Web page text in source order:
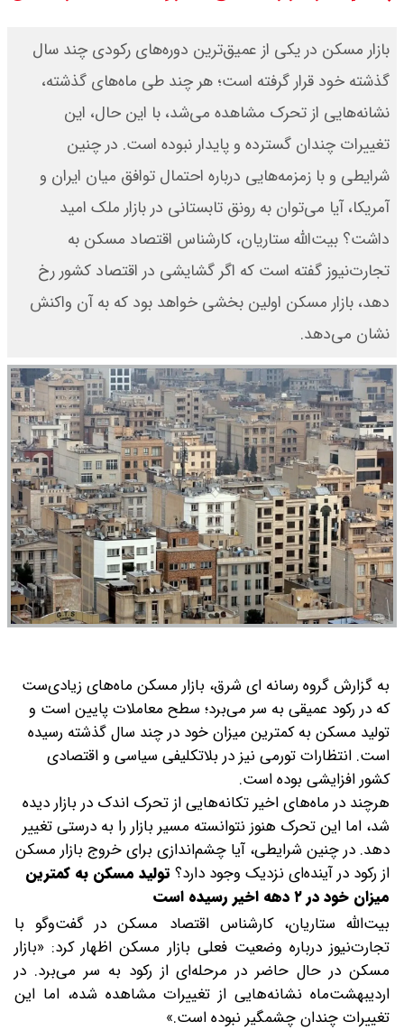
بازار مسکن در یکی از عمیق‌ترین دوره‌های رکودی چند سال
گذشته خود قرار گرفته است؛ هر چند طی ماه‌های گذشته،
نشانه‌هایی از تحرک مشاهده می‌شد، با این حال، این
تغییرات چندان گسترده و پایدار نبوده است. در چنین
شرایطی و با زمزمه‌هایی درباره احتمال توافق میان ایران و
آمریکا، آیا می‌توان به رونق تابستانی در بازار ملک امید
داشت؟ بیت‌الله ستاریان، کارشناس اقتصاد مسکن به
تجارت‌نیوز گفته است که اگر گشایشی در اقتصاد کشور رخ
دهد، بازار مسکن اولین بخشی خواهد بود که به آن واکنش
نشان می‌دهد.
به گزارش گروه رسانه ای شرق، بازار مسکن ماه‌های زیادی‌ست
که در رکود عمیقی به سر می‌برد؛ سطح معاملات پایین است و
تولید مسکن به کمترین میزان خود در چند سال گذشته رسیده
است. انتظارات تورمی نیز در بلاتکلیفی سیاسی و اقتصادی
کشور افزایشی بوده‌ است.
هرچند در ماه‌های اخیر تکانه‌هایی از تحرک اندک در بازار دیده
شد، اما این تحرک هنوز نتوانسته مسیر بازار را به درستی تغییر
دهد. در چنین شرایطی، آیا چشم‌اندازی برای خروج بازار مسکن
از رکود در آینده‌ای نزدیک وجود دارد؟ تولید مسکن به کمترین
میزان خود در ۲ دهه اخیر رسیده است
بیت‌الله ستاریان، کارشناس اقتصاد مسکن در گفت‌وگو با
تجارت‌نیوز درباره وضعیت فعلی بازار مسکن اظهار کرد: «بازار
مسکن در حال حاضر در مرحله‌ای از رکود به سر می‌برد. در
اردیبهشت‌ماه نشانه‌هایی از تغییرات مشاهده شده، اما این
تغییرات چندان چشمگیر نبوده است.»